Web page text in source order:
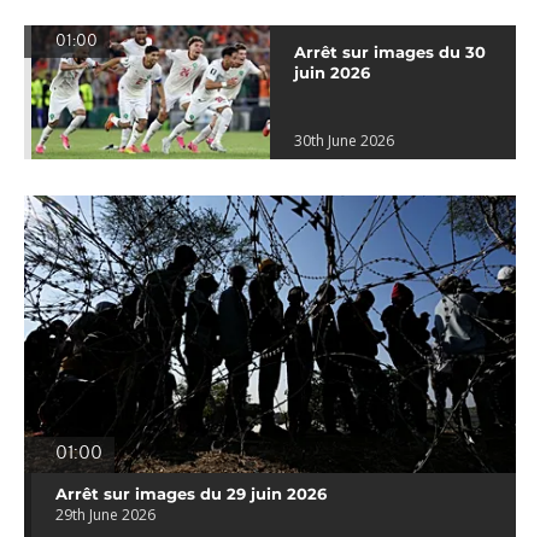
01:00
Arrêt sur images du 30
juin 2026
30th June 2026
01:00
Arrêt sur images du 29 juin 2026
29th June 2026